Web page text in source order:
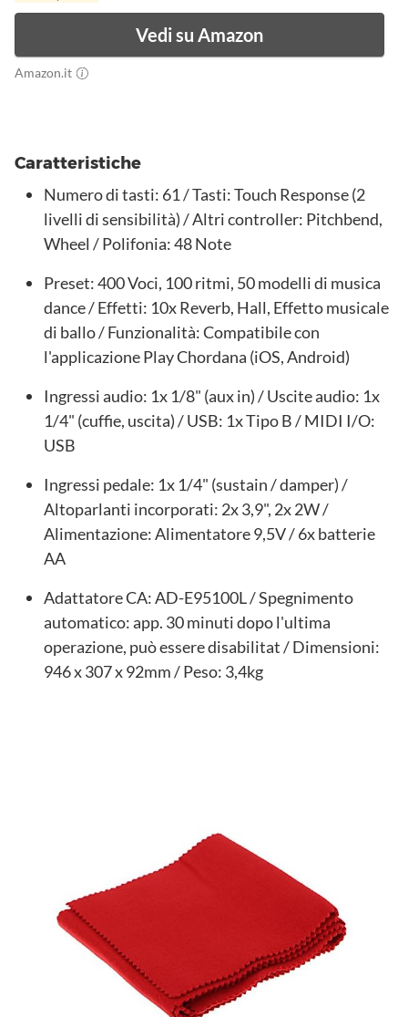
Vedi su Amazon
Amazon.it
Caratteristiche
Numero di tasti: 61 / Tasti: Touch Response (2
livelli di sensibilità) / Altri controller: Pitchbend,
Wheel / Polifonia: 48 Note
Preset: 400 Voci, 100 ritmi, 50 modelli di musica
dance / Effetti: 10x Reverb, Hall, Effetto musicale
di ballo / Funzionalità: Compatibile con
l'applicazione Play Chordana (iOS, Android)
Ingressi audio: 1x 1/8" (aux in) / Uscite audio: 1x
1/4" (cuffie, uscita) / USB: 1x Tipo B / MIDI I/O:
USB
Ingressi pedale: 1x 1/4" (sustain / damper) /
Altoparlanti incorporati: 2x 3,9", 2x 2W /
Alimentazione: Alimentatore 9,5V / 6x batterie
AA
Adattatore CA: AD-E95100L / Spegnimento
automatico: app. 30 minuti dopo l'ultima
operazione, può essere disabilitat / Dimensioni:
946 x 307 x 92mm / Peso: 3,4kg